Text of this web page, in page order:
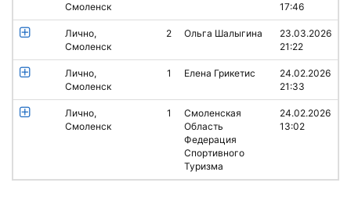
Смоленск
17:46
Лично,
Смоленск
2 Ольга Шалыгина
23.03.2026
21:22
Лично,
Смоленск
1 Елена Грикетис
24.02.2026
21:33
Лично,
Смоленск
1
Смоленская
Область
Федерация
Спортивного
Туризма
24.02.2026
13:02